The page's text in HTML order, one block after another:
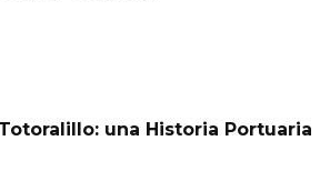
una Historia Portuaria